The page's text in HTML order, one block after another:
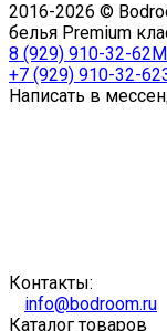
2016-2026 ©
белья Premium
8 (929) 910-32-62
+7 (929) 910-32-62
Написать в
Контакты:
info@bodroom.ru
Каталог товаров